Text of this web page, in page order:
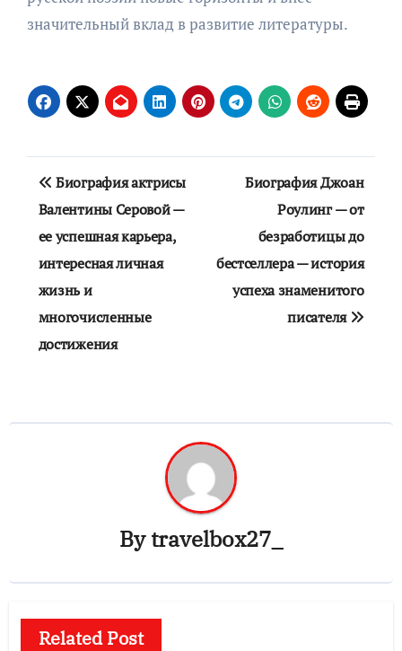
значительный вклад в развитие литературы.
Навигация
по
записям
Биография актрисы
Валентины Серовой —
ее успешная карьера,
интересная личная
жизнь и
многочисленные
достижения
Биография Джоан
Роулинг — от
безработицы до
бестселлера — история
успеха знаменитого
писателя
Bytravelbox27_
Related Post